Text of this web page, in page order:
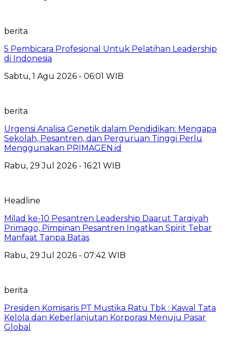
berita
5 Pembicara Profesional Untuk Pelatihan Leadership
di Indonesia
Sabtu, 1 Agu 2026 - 06:01 WIB
berita
Urgensi Analisa Genetik dalam Pendidikan: Mengapa
Sekolah, Pesantren, dan Perguruan Tinggi Perlu
Menggunakan PRIMAGEN.id
Rabu, 29 Jul 2026 - 16:21 WIB
Headline
Milad ke-10 Pesantren Leadership Daarut Tarqiyah
Primago, Pimpinan Pesantren Ingatkan Spirit Tebar
Manfaat Tanpa Batas
Rabu, 29 Jul 2026 - 07:42 WIB
berita
Presiden Komisaris PT Mustika Ratu Tbk : Kawal Tata
Kelola dan Keberlanjutan Korporasi Menuju Pasar
Global